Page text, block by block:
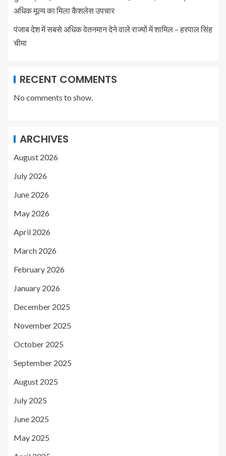
अधिक मूल्य का मिला कैशलेस उपचार
पंजाब देश में सबसे अधिक वेतनमान देने वाले राज्यों में शामिल – हरपाल सिंह
चीमा
RECENT COMMENTS
No comments to show.
ARCHIVES
August 2026
July 2026
June 2026
May 2026
April 2026
March 2026
February 2026
January 2026
December 2025
November 2025
October 2025
September 2025
August 2025
July 2025
June 2025
May 2025